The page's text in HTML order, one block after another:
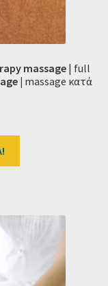
massage | full
| massage κατά